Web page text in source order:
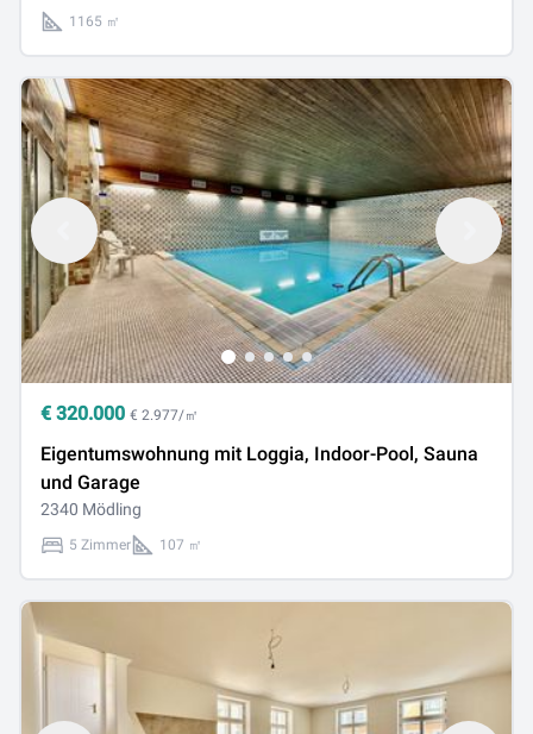
1165 ㎡
€ 320.000 € 2.977/㎡
Eigentumswohnung mit Loggia, Indoor-Pool, Sauna
und Garage
2340 Mödling
5 Zimmer 107 ㎡